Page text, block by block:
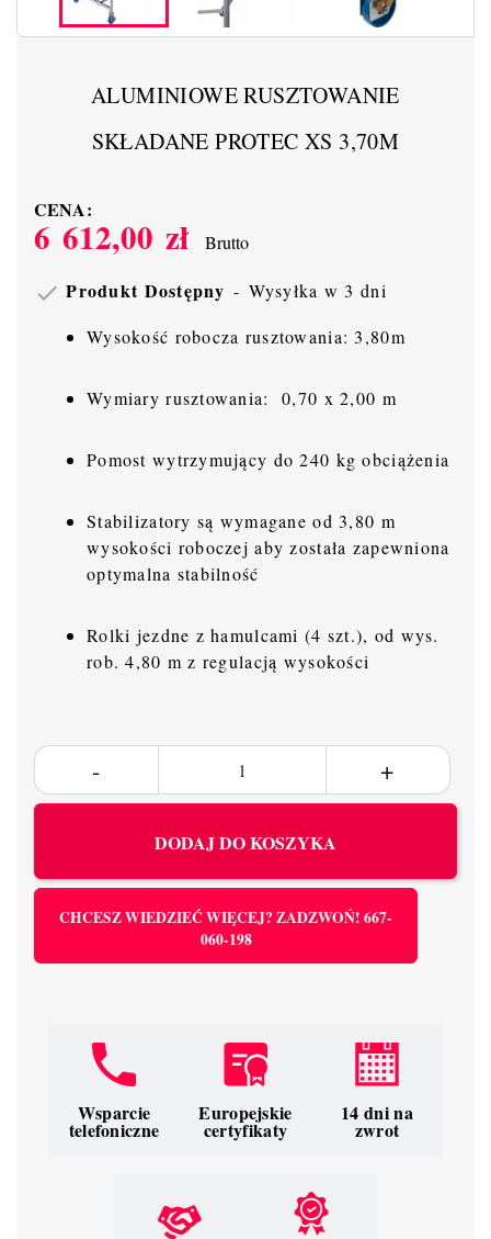
ALUMINIOWE RUSZTOWANIE
SKŁADANE PROTEC XS 3,70M
CENA:
6 612,00 zł Brutto
 Produkt Dostępny Wysyłka w 3 dni
Wysokość robocza rusztowania: 3,80m
Wymiary rusztowania: 0,70 x 2,00 m
Pomost wytrzymujący do 240 kg obciążenia
Stabilizatory są wymagane od 3,80 m
wysokości roboczej aby została zapewniona
optymalna stabilność
Rolki jezdne z hamulcami (4 szt.), od wys.
rob. 4,80 m z regulacją wysokości
DODAJ DO KOSZYKA
CHCESZ WIEDZIEĆ WIĘCEJ? ZADZWOŃ! 667-
060-198
Wsparcie
telefoniczne
Europejskie
certyfikaty
14 dni na
zwrot